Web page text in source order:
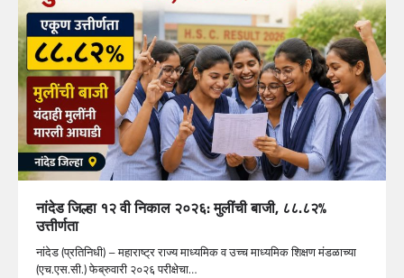
नांदेड जिल्हा १२ वी निकाल २०२६: मुलींची बाजी, ८८.८२%
उत्तीर्णता
नांदेड (प्रतिनिधी) – महाराष्ट्र राज्य माध्यमिक व उच्च माध्यमिक शिक्षण मंडळाच्या
(एच.एस.सी.) फेब्रुवारी २०२६ परीक्षेचा…